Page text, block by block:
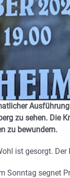
zu sehen. Die
zu bewundern.
ist gesorgt.
Sonntag segnet